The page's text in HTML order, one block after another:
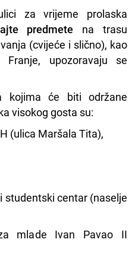
za vrijeme prolaska
predmete na trasu
(cvijeće i slično), kao
Franje, upozoravaju se
kojima će biti održane
visokog gosta su:
(ulica Maršala Tita),
studentski centar (naselje
mlade Ivan Pavao II